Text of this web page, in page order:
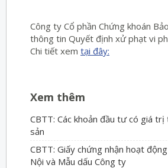
Công ty Cổ phần Chứng khoán
thông tin Quyết định xử phạt vi
Chi tiết xem tại đây:
Xem thêm
CBTT: Các khoản đầu tư có giá
sản
CBTT: Giấy chứng nhận hoạt
Nội và Mẫu dấu Công ty